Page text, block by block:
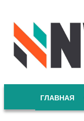
ГЛАВНАЯ